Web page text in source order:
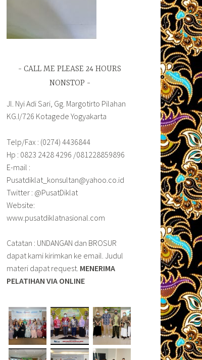
CALL ME PLEASE 24 HOURS
NONSTOP
Jl. Nyi Adi Sari, Gg. Margotirto Pilahan
KG.I/726 Kotagede Yogyakarta
Telp/Fax : (0274) 4436844
Hp : 0823 2428 4296 /081228859896
E-mail :
Pusatdiklat_konsultan@yahoo.co.id
Twitter : @PusatDiklat
Website:
www.pusatdiklatnasional.com
Catatan : UNDANGAN dan BROSUR
dapat kami kirimkan ke email. Judul
materi dapat request. MENERIMA
PELATIHAN VIA ONLINE